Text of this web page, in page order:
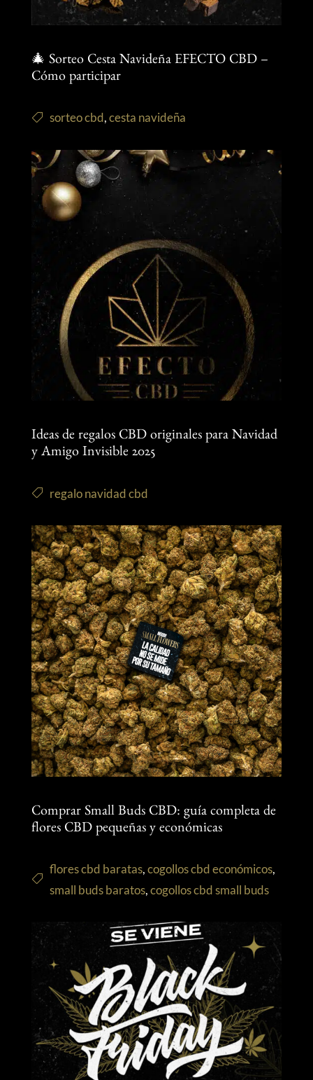
🎄 Sorteo Cesta Navideña EFECTO CBD –
Cómo participar
sorteo cbd,cesta navideña
Ideas de regalos CBD originales para Navidad
y Amigo Invisible 2025
regalo navidad cbd
Comprar Small Buds CBD: guía completa de
flores CBD pequeñas y económicas
flores cbd baratas,cogollos cbd económicos,
small buds baratos,cogollos cbd small buds